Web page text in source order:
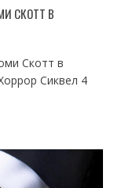
СКОТТ В
Скотт в
Сиквел 4